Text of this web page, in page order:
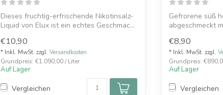
Dieses fruchtig-erfrischende Nikotinsalz-
Liquid von Elux ist ein echtes Geschmac...
€10,90
* Inkl. MwSt. zzgl. Versandkosten
Grundpreis: €1.090,00 / Liter
Auf Lager
Vergleichen
Gefrorene süß
abgeschmeckt
€8,90
* Inkl. MwSt. zzgl.
Grundpreis:
Auf Lager
Vergleichen